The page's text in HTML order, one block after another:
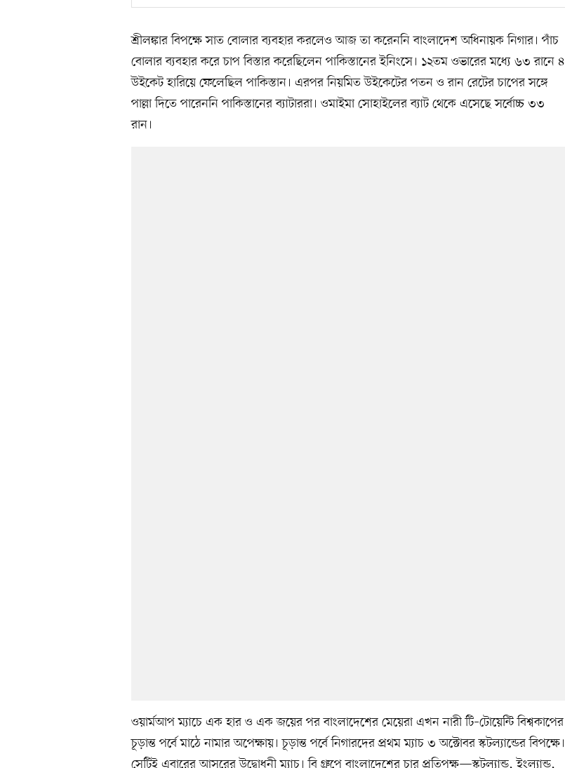
শ্রীলঙ্কার বিপক্ষে সাত বোলার ব্যবহার করলেও আজ তা করেননি বাংলাদেশ অধিনায়ক নিগার। পাঁচ
বোলার ব্যবহার করে চাপ বিস্তার করেছিলেন পাকিস্তানের ইনিংসে। ১২তম ওভারের মধ্যে ৬৩ রানে ৪
উইকেট হারিয়ে ফেলেছিল পাকিস্তান। এরপর নিয়মিত উইকেটের পতন ও রান রেটের চাপের সঙ্গে
পাল্লা দিতে পারেননি পাকিস্তানের ব্যাটাররা। ওমাইমা সোহাইলের ব্যাট থেকে এসেছে সর্বোচ্চ ৩৩
রান।
ওয়ার্মআপ ম্যাচে এক হার ও এক জয়ের পর বাংলাদেশের মেয়েরা এখন নারী টি–টোয়েন্টি বিশ্বকাপের
চূড়ান্ত পর্বে মাঠে নামার অপেক্ষায়। চূড়ান্ত পর্বে নিগারদের প্রথম ম্যাচ ৩ অক্টোবর স্কটল্যান্ডের বিপক্ষে।